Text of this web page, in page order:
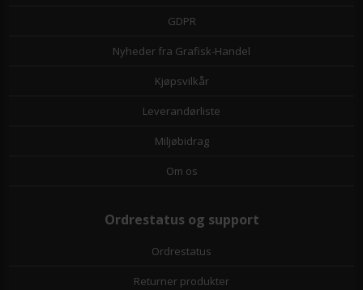
GDPR
Nyheder fra Grafisk-Handel
Kjøpsvilkår
Leverandørliste
Miljøbidrag
Om os
Ordrestatus og support
Ordrestatus
Returner produkter